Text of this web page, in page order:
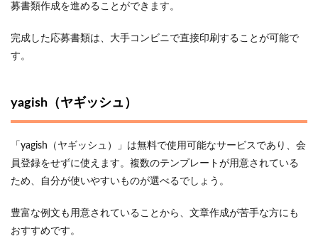
募書類作成を進めることができます。
完成した応募書類は、大手コンビニで直接印刷することが可能で
す。
yagish（ヤギッシュ）
「yagish（ヤギッシュ）」は無料で使用可能なサービスであり、会
員登録をせずに使えます。複数のテンプレートが用意されている
ため、自分が使いやすいものが選べるでしょう。
豊富な例文も用意されていることから、文章作成が苦手な方にも
おすすめです。